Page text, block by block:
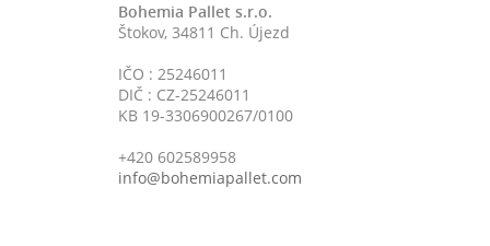
Bohemia Pallet s.r.o.
Štokov, 34811 Ch. Újezd
IČO : 25246011
DIČ : CZ-25246011
KB 19-3306900267/0100
+420 602589958
info@bohemiapallet.com